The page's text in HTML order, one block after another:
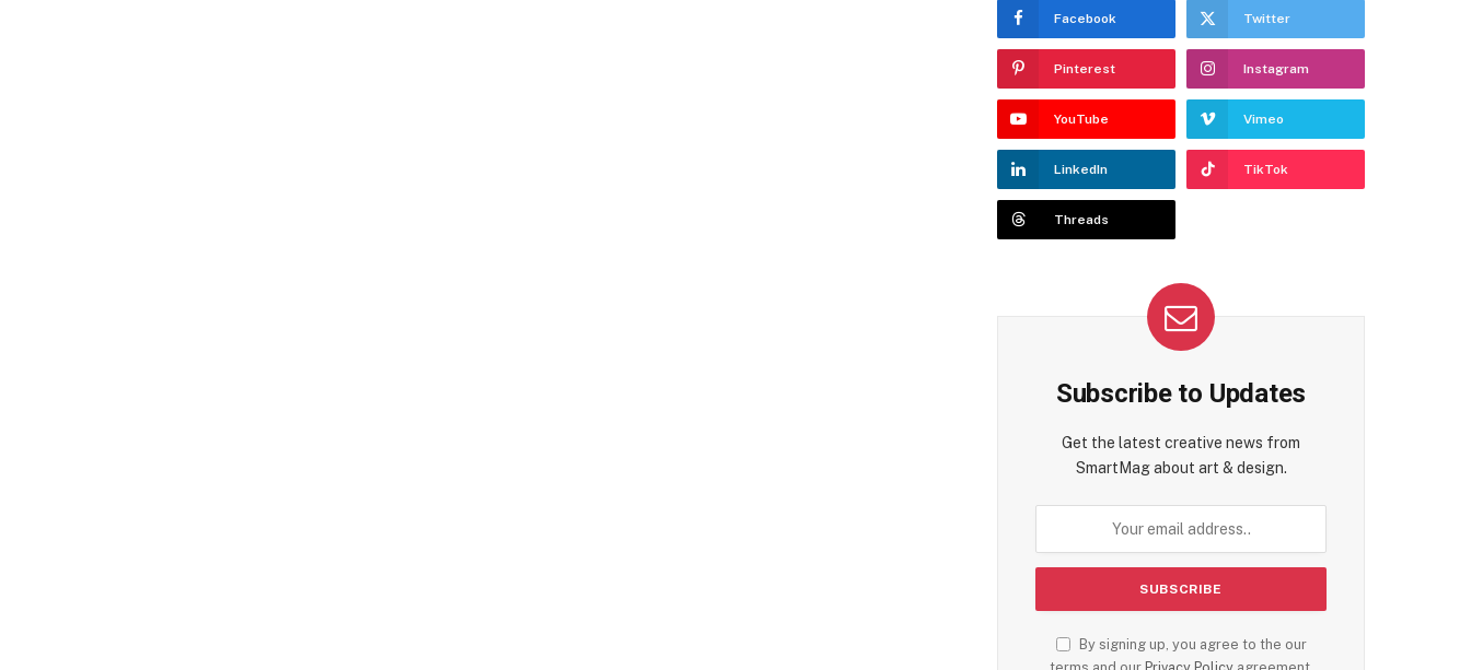
Facebook Twitter
Pinterest Instagram
YouTube Vimeo
LinkedIn TikTok
Threads
Subscribe to Updates
Get the latest creative news from
SmartMag about art & design.
By signing up, you agree to the our